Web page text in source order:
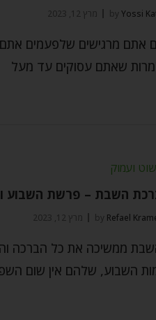
by Yossi מרץ 12, 2023
אתם מרגישים שלפעמים
שאתם עסוקים עד מעל
ועמוק
השבת – פרשת השבוע
by Refael מרץ 12, 2023
ממשיכה את כל הברכה
השבוע, שלהם אין שום